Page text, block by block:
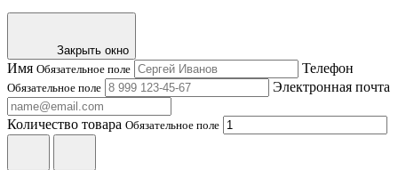
Закрыть окно
Имя Обязательное поле Телефон
Обязательное поле Электронная почта
Количество товара Обязательное поле